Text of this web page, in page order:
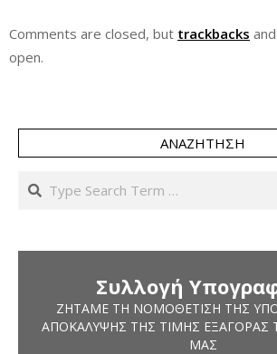
Comments are closed, but trackbacks
open.
ΑΝΑΖΉΤΗΣΗ
Search
Συλλογή
ΖΗΤΆΜΕ ΤΗ ΝΟΜΟΘΈΤΙΣΗ ΤΗΣ
ΑΠΟΚΆΛΥΨΗΣ ΤΗΣ ΤΙΜΉΣ ΕΞΑΓΟΡΆΣ
ΜΑΣ